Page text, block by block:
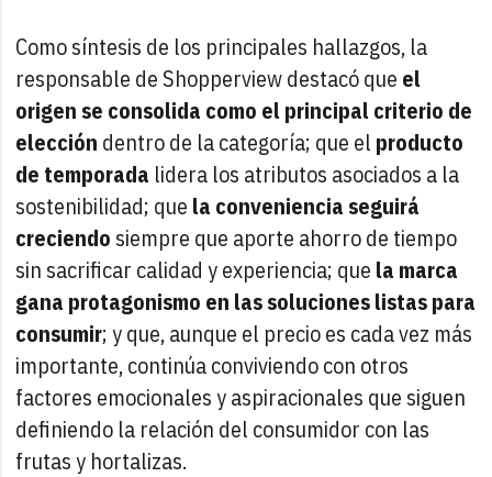
Como síntesis de los principales hallazgos, la
responsable de Shopperview destacó que el
origen se consolida como el principal criterio de
elección dentro de la categoría; que el producto
de temporada lidera los atributos asociados a la
sostenibilidad; que la conveniencia seguirá
creciendo siempre que aporte ahorro de tiempo
sin sacrificar calidad y experiencia; que la marca
gana protagonismo en las soluciones listas para
consumir; y que, aunque el precio es cada vez más
importante, continúa conviviendo con otros
factores emocionales y aspiracionales que siguen
definiendo la relación del consumidor con las
frutas y hortalizas.